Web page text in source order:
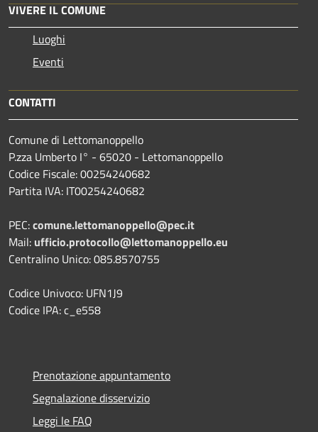
VIVERE IL COMUNE
Luoghi
Eventi
CONTATTI
Comune di Lettomanoppello
P.zza Umberto I° - 65020 - Lettomanoppello
Codice Fiscale: 00254240682
Partita IVA: IT00254240682
PEC:comune.lettomanoppello@pec.it
Mail: ufficio.protocollo@lettomanoppello.eu
Centralino Unico: 085.8570755
Codice Univoco: UFN1J9
Codice IPA: c_e558
Prenotazione appuntamento
Segnalazione disservizio
Leggi le FAQ